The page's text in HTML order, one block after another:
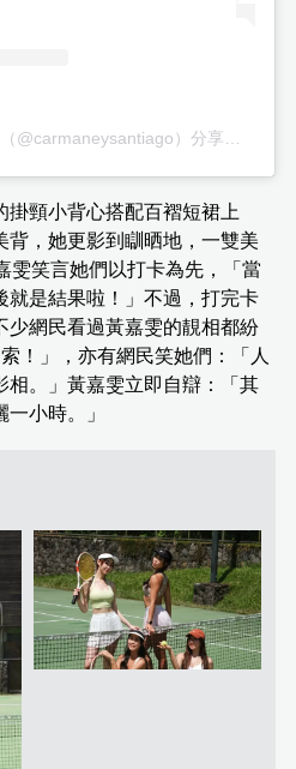
頸小背心搭配百褶短裙上
背，她更影到瞓晒地，一雙美
雯笑言她們以打卡為先，「當
是結果啦！」不過，打完卡
少網民看過黃嘉雯的靚相都紛
！」，亦有網民笑她們：「人
相。」黃嘉雯立即自辯：「其
小時。」